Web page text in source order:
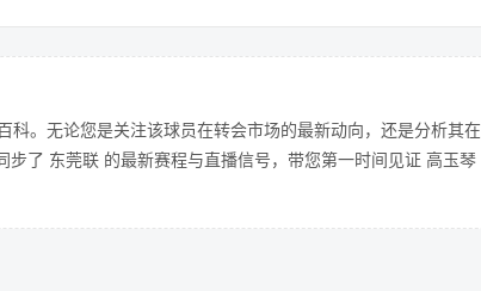
科。无论您是关注该球员在转会市场的最新动向，还是分析其
了 东莞联 的最新赛程与直播信号，带您第一时间见证 高玉